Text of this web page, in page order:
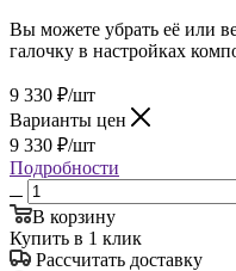
Вы можете убрать её или
галочку в настройках
9 330 ₽/шт
Варианты цен
9 330 ₽/шт
Подробности
В корзину
Купить в 1 клик
Рассчитать доставку